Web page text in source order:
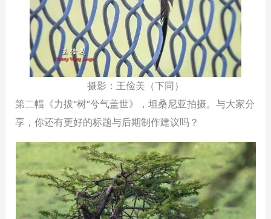
摄影：王俭美（下同）
第二幅《力拔“树”兮气盖世》，坦桑尼亚拍摄。与大家分
享，你还有更好的标题与后期制作建议吗？